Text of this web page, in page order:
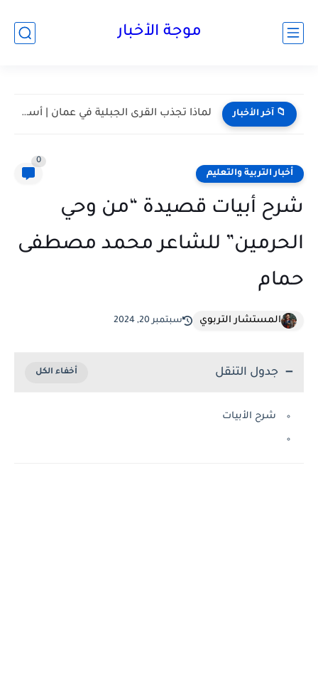
موجة الأخبار
📁 آخر الأخبار مسقط واحدة من أكثر المدن هدوءا في الخليج | أعرف...
أخبار التربية والتعليم
0
شرح أبيات قصيدة “من وحي
الحرمين” للشاعر محمد مصطفى
حمام
المستشار التربوي سبتمبر 20, 2024
جدول التنقل
شرح الأبيات